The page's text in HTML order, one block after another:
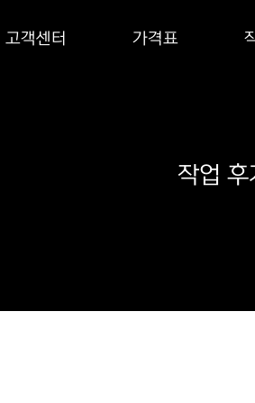
고객센터 가격표
작업 후